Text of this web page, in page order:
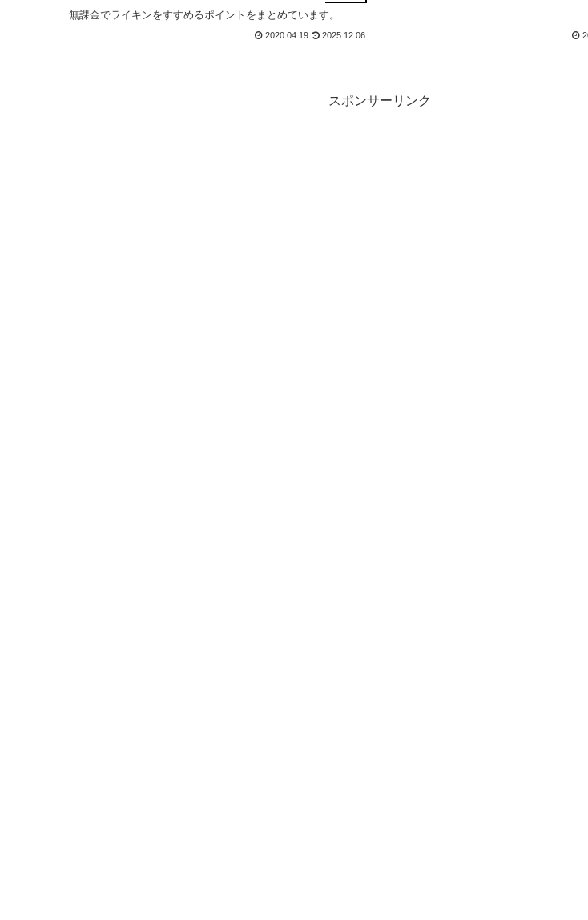
無課金でライキンをすすめるポイントをまとめています。
2020.04.19 2025.12.06
スポンサーリンク